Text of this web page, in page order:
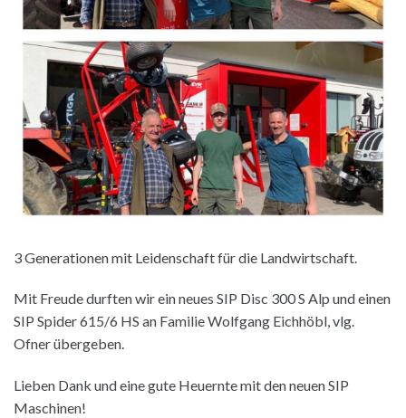
3 Generationen mit Leidenschaft für die Landwirtschaft.
Mit Freude durften wir ein neues SIP Disc 300 S Alp und einen
SIP Spider 615/6 HS an Familie Wolfgang Eichhöbl, vlg.
Ofner übergeben.
Lieben Dank und eine gute Heuernte mit den neuen SIP
Maschinen!